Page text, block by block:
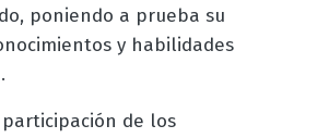
poniendo a prueba su
y habilidades
de los